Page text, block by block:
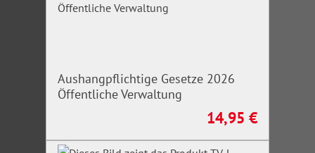
Aushangpflichtige Gesetze 2026
Öffentliche Verwaltung
Regulärer Preis:
14,95 €